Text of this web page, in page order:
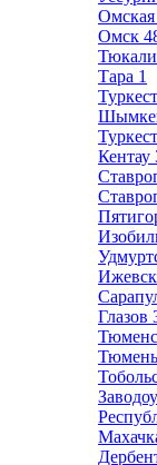
Омская
Омск
Тара 1
Кентау
Ижевск
Глазов
Тюмень